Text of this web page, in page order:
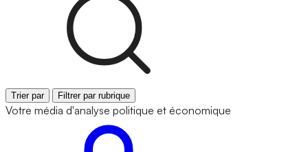
Trier par Filtrer par rubrique
Votre média d'analyse politique et économique